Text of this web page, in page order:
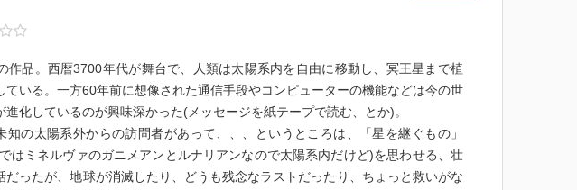
作品。西暦3700年代が舞台で、人類は太陽系内を自由に移動し、冥王星まで植
ている。一方60年前に想像された通信手段やコンピューターの機能などは今の世
進化しているのが興味深かった(メッセージを紙テープで読む、とか)。
知の太陽系外からの訪問者があって、、、というところは、「星を継ぐもの」
はミネルヴァのガニメアンとルナリアンなので太陽系内だけど)を思わせる、壮
だったが、地球が消滅したり、どうも残念なラストだったり、ちょっと救いがな